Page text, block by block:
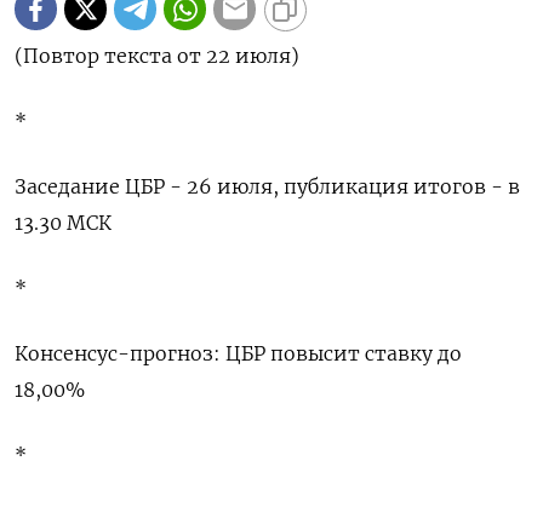
(Повтор текста от 22 июля)
*
Заседание ЦБР - 26 июля, публикация итогов - в
13.30 МСК
*
Консенсус-прогноз: ЦБР повысит ставку до
18,00%
*